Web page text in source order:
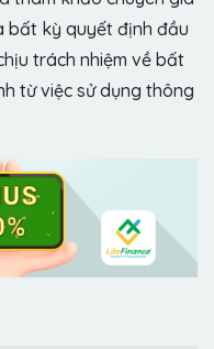
bất kỳ quyết định đầu
trách nhiệm về bất
từ việc sử dụng thông